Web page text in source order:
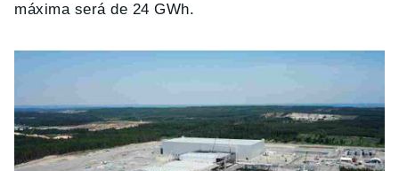
máxima será de 24 GWh.